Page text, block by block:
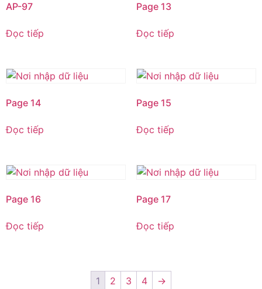
AP-97
Đọc tiếp
Page 13
Đọc tiếp
Page 14
Đọc tiếp
Page 15
Đọc tiếp
Page 16
Đọc tiếp
Page 17
Đọc tiếp
1 2 3 4 →